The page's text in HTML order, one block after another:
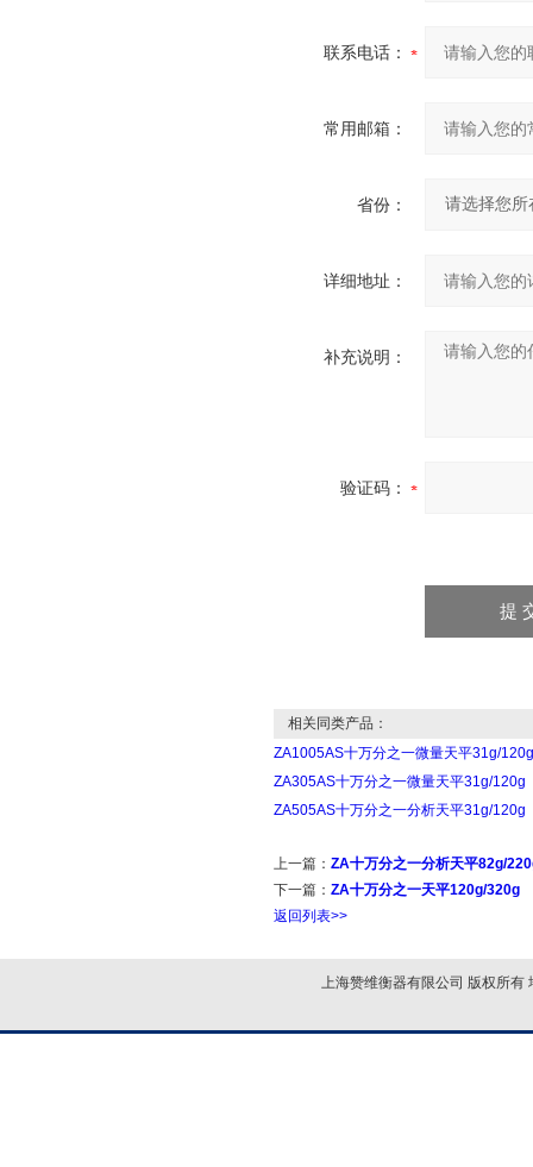
联系电话：
常用邮箱：
省份：
详细地址：
补充说明：
验证码：
相关同类产品：
ZA1005AS十万分之一微量天平31g/120g
ZA305AS十万分之一微量天平31g/120g
ZA505AS十万分之一分析天平31g/120g
上一篇： ZA十万分之一分析天平82g/
下一篇： ZA十万分之一天平120g/320g
返回列表>>
上海赞维衡器有限公司 版权所